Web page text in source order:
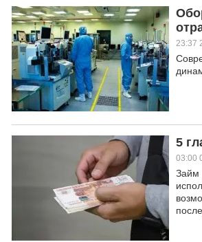
23:37
5
03:00
Займ